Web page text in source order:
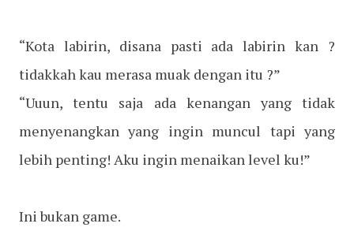
“Kota labirin, disana pasti ada labirin kan ?
tidakkah kau merasa muak dengan itu ?”
“Uuun, tentu saja ada kenangan yang tidak
menyenangkan yang ingin muncul tapi yang
lebih penting! Aku ingin menaikan level ku!”
Ini bukan game.